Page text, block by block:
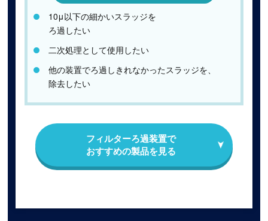
10μ以下の細かいスラッジを
ろ過したい
二次処理として使用したい
他の装置でろ過しきれなかったスラッジを、
除去したい
フィルターろ過装置で
おすすめの製品を⾒る